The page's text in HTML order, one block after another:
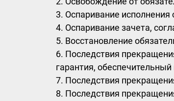
3. Оспаривание исполнения
4. Оспаривание зачета,
5. Восстановление
6. Последствия
гарантия,
7. Последствия
8. Последствия